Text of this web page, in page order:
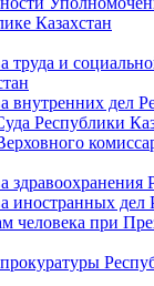
Казахстан
труда и
внутренних дел
Республики
здравоохранения
иностранных дел
человека при